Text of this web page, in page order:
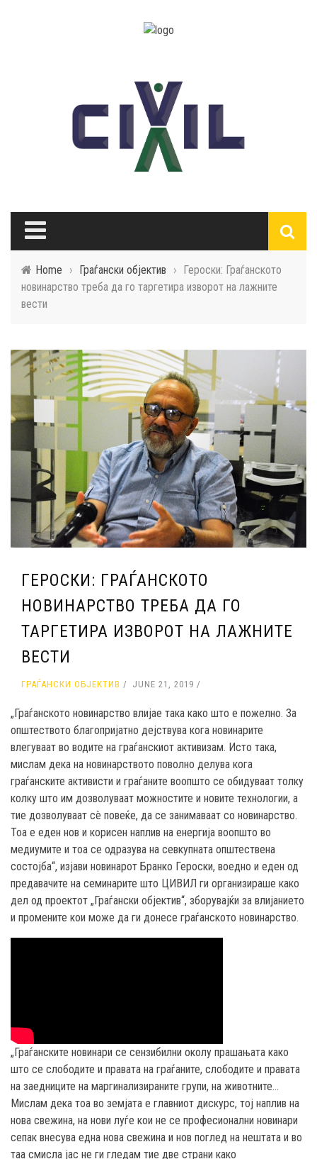
Home › Граѓански објектив ›
Героски: Граѓанското
новинарство треба да го таргетира изворот на лажните
вести
ГЕРОСКИ: ГРАЃАНСКОТО
НОВИНАРСТВО ТРЕБА ДА ГО
ТАРГЕТИРА ИЗВОРОТ НА ЛАЖНИТЕ
ВЕСТИ
ГРАЃАНСКИ ОБЈЕКТИВ JUNE 21, 2019
„Граѓанското новинарство влијае така како што е пожелно. За
општеството благопријатно дејствува кога новинарите
влегуваат во водите на граѓанскиот активизам. Исто така,
мислам дека на новинарството поволно делува кога
граѓанските активисти и граѓаните воопшто се обидуваат толку
колку што им дозволуваат можностите и новите технологии, а
тие дозволуваат сè повеќе, да се занимаваат со новинарство.
Тоа е еден нов и корисен наплив на енергија воопшто во
медиумите и тоа се одразува на севкупната општествена
состојба“, изјави новинарот Бранко Героски, воедно и еден од
предавачите на семинарите што ЦИВИЛ ги организираше како
дел од проектот „Граѓански објектив“, зборувајќи за влијанието
и промените кои може да ги донесе граѓанското новинарство.
„Граѓанските новинари се сензибилни околу прашањата како
што се слободите и правата на граѓаните, слободите и правата
на заедниците на маргинализираните групи, на животните…
Мислам дека тоа во земјата е главниот дискурс, тој наплив на
нова свежина, на нови луѓе кои не се професионални новинари
сепак внесува една нова свежина и нов поглед на нештата и во
таа смисла јас не ги гледам тие две страни како